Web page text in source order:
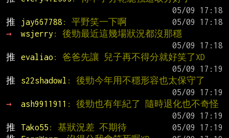
推
jay667788 : 平野笑一下啊
→
wsjerry : 後勁最近這幾場狀況都沒那穩
推
evaliao : 爸爸先讓 兒子再不得分就好笑了XD
推
s22shadowl : 後勁今年用不穩形容也太保守了
→
ash9911911 : 後勁也有年紀了 隨時退化也不奇怪
推
Tako55 : 基狀況差 不期待